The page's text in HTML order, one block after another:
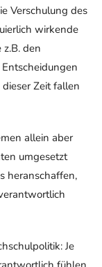
Verschulung des
wirkende
den
Zeit fallen
allein aber
umgesetzt
heranschaffen,
Je